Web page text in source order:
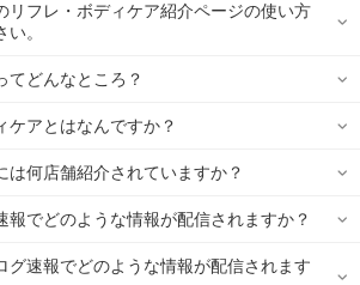
リフレ・ボディケア紹介ページの使い方
。
てどんなところ？
ケアとはなんですか？
は何店舗紹介されていますか？
報でどのような情報が配信されますか？
グ速報でどのような情報が配信されます